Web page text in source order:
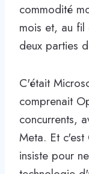
commodité
mois et, au fil
deux parties
C'était
comprenait
concurrents,
Meta. Et
insiste pour